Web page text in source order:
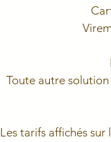
Toute autre
Les tarifs affichés sur